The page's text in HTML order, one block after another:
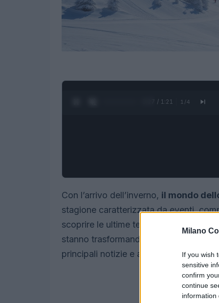
Milano
If you wish
sensitive
confirm
continue
information
0:28 / 1:21 1 /4
Con l’arrivo dell’inverno, il mondo
stagione caratterizzata da eventi,
scoprire le ultime tendenze, gli atleti
stanno trasformando l’esperienza di
principali notizie e aggiornamenti che